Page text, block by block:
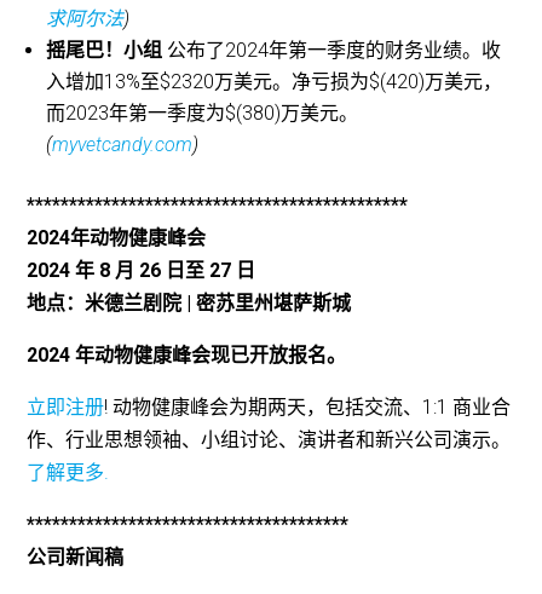
求阿尔法)
摇尾巴！小组 公布了2024年第一季度的财务业绩。收
入增加13%至$2320万美元。净亏损为$(420)万美元，
而2023年第一季度为$(380)万美元。
(myvetcandy.com)
*********************************************
2024年动物健康峰会
2024 年 8 月 26 日至 27 日
地点：米德兰剧院 | 密苏里州堪萨斯城
2024 年动物健康峰会现已开放报名。
立即注册! 动物健康峰会为期两天，包括交流、1:1 商业合
作、行业思想领袖、小组讨论、演讲者和新兴公司演示。
了解更多.
**************************************
公司新闻稿